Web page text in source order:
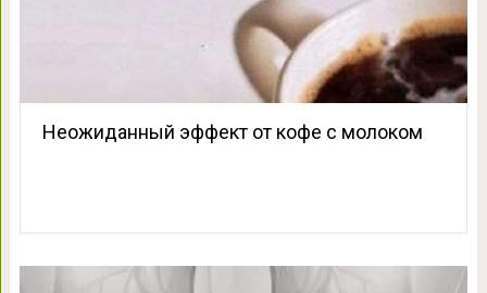
Неожиданный эффект от кофе с молоком